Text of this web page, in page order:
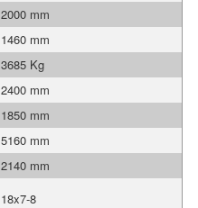
2000 mm
1460 mm
3685 Kg
2400 mm
1850 mm
5160 mm
2140 mm
18x7-8